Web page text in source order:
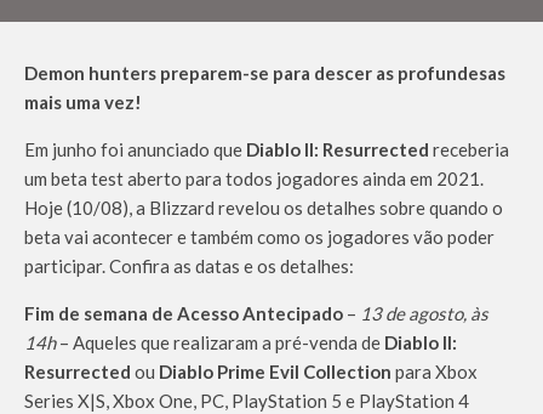
Demon hunters preparem-se para descer as profundesas
mais uma vez!
Em junho foi anunciado que Diablo II: Resurrected receberia
um beta test aberto para todos jogadores ainda em 2021.
Hoje (10/08), a Blizzard revelou os detalhes sobre quando o
beta vai acontecer e também como os jogadores vão poder
participar. Confira as datas e os detalhes:
Fim de semana de Acesso Antecipado – 13 de agosto, às
14h– Aqueles que realizaram a pré-venda de Diablo II:
Resurrected ou Diablo Prime Evil Collection para Xbox
Series X|S, Xbox One, PC, PlayStation 5 e PlayStation 4